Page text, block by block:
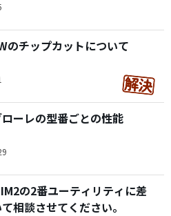
のチップカットについて
ーレの型番ごとの性能
の2番ユーティリティに差
相談させてください。